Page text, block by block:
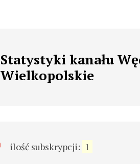
Statystyki kanału
Wielkopolskie
ilość subskrypcji: 1